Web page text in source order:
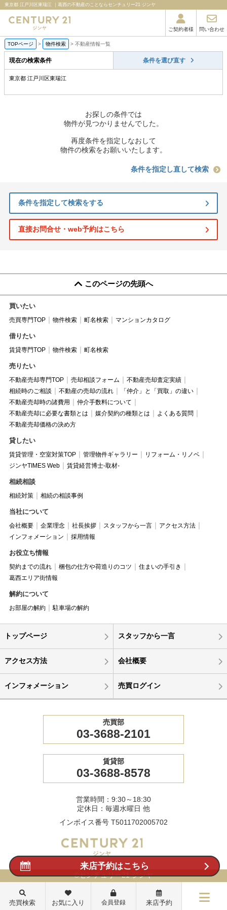
東京都 江戸川区東瑞江 ｜葛西の不動産のことならセンチュリー21 ジンヤ
ご契約者様 問い合わせ
TOPページ > 物件検索 > 不動産情報一覧
現在の検索条件 条件を選び直す
東京都 江戸川区東瑞江
お探しの条件では
物件が見つかりませんでした。
再度条件を指定しなおして
物件の検索をお願いいたします。
条件を指定し直して検索
条件を指定して検索をする
直接お問合せ・web予約はこちら
このページの先頭へ
買いたい
売買専門TOP 物件検索 町名検索 マンションカタログ
借りたい
賃貸専門TOP 物件検索 町名検索
売りたい
不動産売却専門TOP 売却相談フォーム
不動産売却査定実績
相続時のご相談
不動産の売却の流れ
「仲介」と「買取」の違い
不動産売却時の諸費用
仲介手数料について
不動産売却に必要な書類とは
媒介契約の種類とは
よくある質問
不動産売却価格の決め方
貸したい
賃貸管理・空室対策TOP 管理物件ギャラリー
リフォーム・リノベ
ジンヤTIMES Web
賃貸経営博士-取材-
相続相談
相続対策 相続の相談事例
当社について
会社概要 企業理念 社長挨拶 スタッフから一言
アクセス方法
インフォメーション
採用情報
お役立ち情報
契約までの流れ 梱包の仕方や荷造りのコツ
住まいの手引き
葛西エリア街情報
解約について
お部屋の解約 駐車場の解約
トップページ スタッフから一言
アクセス方法 会社概要
インフォメーション 売買ログイン
売買部
03-3688-2101
賃貸部
03-3688-8578
営業時間：9:30～18:30
定休日：毎週水曜日 他
インボイス番号 T5011702005702
©センチュリー21 ジンヤ
来店予約はこちら
売買検索 お気に入り 会員登録 来店予約